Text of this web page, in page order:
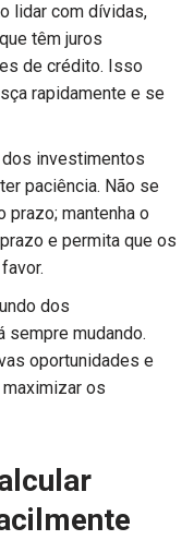
lidar com dívidas,
têm juros
de crédito. Isso
rapidamente e se
investimentos
paciência. Não se
prazo; mantenha o
e permita que os
dos
sempre mudando.
oportunidades e
os